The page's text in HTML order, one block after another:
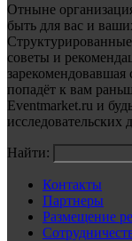
Отныне
быть для вас и
советы и
попадёт к вам
Eventmarket.ru и
исследовательских
Найти:
Контакты
Партнеры
Размещение